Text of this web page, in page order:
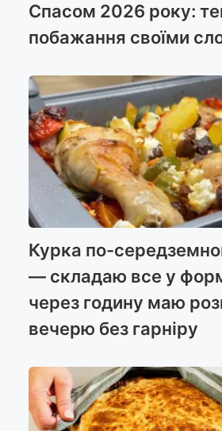
Спасом 2026 року:
побажання своїми
Курка по-
— складаю все у
через годину маю
вечерю без гарніру